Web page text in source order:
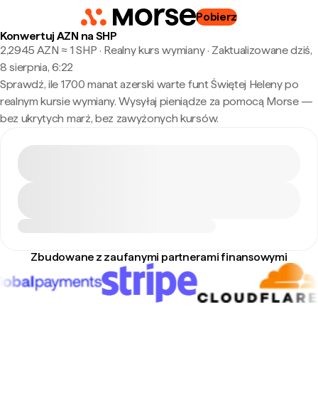
Pobierz
Konwertuj AZN na SHP
2,2945 AZN ≈ 1 SHP · Realny kurs wymiany· Zaktualizowane dziś,
8 sierpnia, 6:22
Sprawdź, ile 1700 manat azerski warte funt Świętej Heleny po
realnym kursie wymiany. Wysyłaj pieniądze za pomocą Morse —
bez ukrytych marż, bez zawyżonych kursów.
Zbudowane z zaufanymi partnerami finansowymi